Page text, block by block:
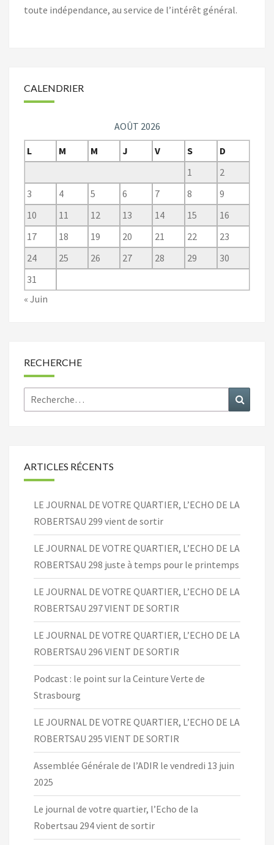
toute indépendance, au service de l’intérêt général.
CALENDRIER
AOÛT 2026
L
M M J V S
D
1
2
3
4 5 6 7 8
9
10
11 12 13 14 15
16
17
18 19 20 21 22
23
24
25 26 27 28 29
30
31
« Juin
RECHERCHE
Rechercher :
ARTICLES RÉCENTS
LE JOURNAL DE VOTRE QUARTIER, L’ECHO DE LA
ROBERTSAU 299 vient de sortir
LE JOURNAL DE VOTRE QUARTIER, L’ECHO DE LA
ROBERTSAU 298 juste à temps pour le printemps
LE JOURNAL DE VOTRE QUARTIER, L’ECHO DE LA
ROBERTSAU 297 VIENT DE SORTIR
LE JOURNAL DE VOTRE QUARTIER, L’ECHO DE LA
ROBERTSAU 296 VIENT DE SORTIR
Podcast : le point sur la Ceinture Verte de
Strasbourg
LE JOURNAL DE VOTRE QUARTIER, L’ECHO DE LA
ROBERTSAU 295 VIENT DE SORTIR
Assemblée Générale de l’ADIR le vendredi 13 juin
2025
Le journal de votre quartier, l’Echo de la
Robertsau 294 vient de sortir